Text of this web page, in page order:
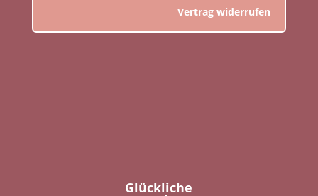
Vertrag widerrufen
Glückliche